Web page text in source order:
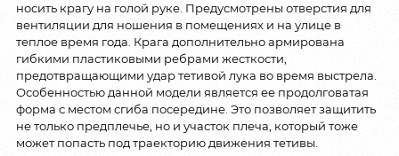
носить крагу на голой руке. Предусмотрены отверстия для
вентиляции для ношения в помещениях и на улице в
теплое время года. Крага дополнительно армирована
гибкими пластиковыми ребрами жесткости,
предотвращающими удар тетивой лука во время выстрела.
Особенностью данной модели является ее продолговатая
форма с местом сгиба посередине. Это позволяет защитить
не только предплечье, но и участок плеча, который тоже
может попасть под траекторию движения тетивы.